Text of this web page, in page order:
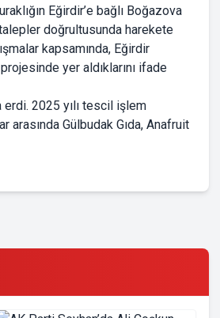
Eğirdir’e bağlı Boğazova
doğrultusunda harekete
kapsamında, Eğirdir
yer aldıklarını ifade
erdi. 2025 yılı tescil işlem
Gülbudak Gıda, Anafruit